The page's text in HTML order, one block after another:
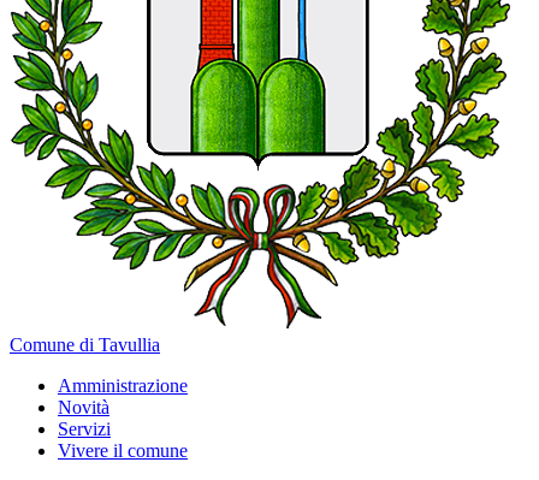
Comune di Tavullia
Amministrazione
Novità
Servizi
Vivere il comune